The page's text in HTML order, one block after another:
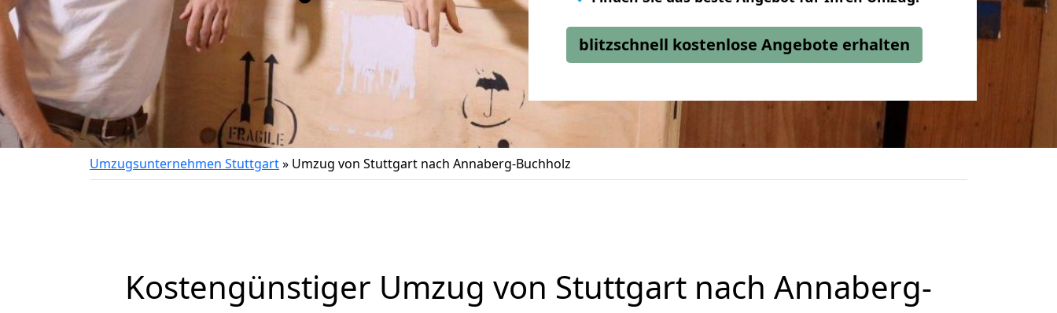
blitzschnell kostenlose Angebote erhalten
Umzugsunternehmen Stuttgart» Umzug von Stuttgart nach Annaberg-Buchholz
Kostengünstiger Umzug von Stuttgart nach Annaberg-